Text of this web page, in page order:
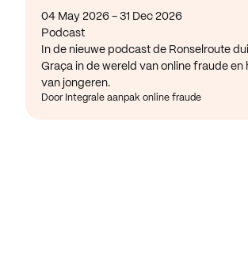
04 May 2026 - 31 Dec 2026
Podcast
In de nieuwe podcast de Ronselroute
Graça in de wereld van online fraude en
van jongeren.
Door Integrale aanpak online fraude